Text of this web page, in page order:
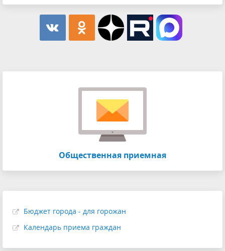
Общественная приемная
Бюджет города - для горожан
Календарь приема граждан